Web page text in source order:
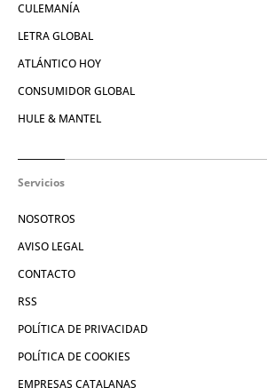
CULEMANÍA
LETRA GLOBAL
ATLÁNTICO HOY
CONSUMIDOR GLOBAL
HULE & MANTEL
Servicios
NOSOTROS
AVISO LEGAL
CONTACTO
RSS
POLÍTICA DE PRIVACIDAD
POLÍTICA DE COOKIES
EMPRESAS CATALANAS